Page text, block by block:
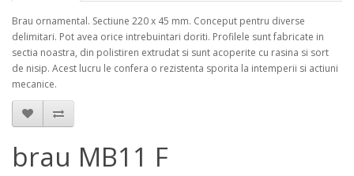
Brau ornamental. Sectiune 220 x 45 mm. Conceput pentru diverse
delimitari. Pot avea orice intrebuintari doriti. Profilele sunt fabricate in
sectia noastra, din polistiren extrudat si sunt acoperite cu rasina si sort
de nisip. Acest lucru le confera o rezistenta sporita la intemperii si actiuni
mecanice.
brau MB11 F